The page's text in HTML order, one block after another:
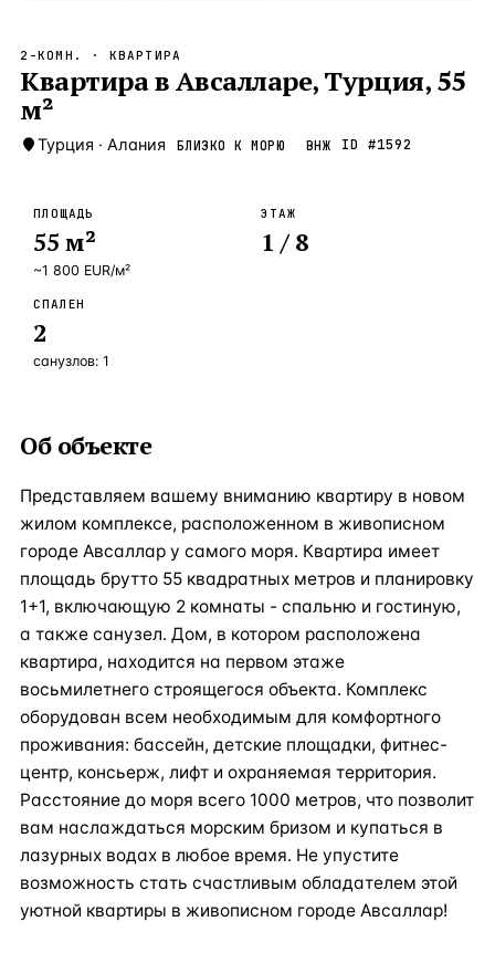
Новороссийск — Локация Россия · 2
Стамбул
Анталия
ЧАСТО ИЩУТ
Турция Кипр
2-КОМН. · КВАРТИРА
Квартира в Авсалларе, Турция, 55
м²
Турция · Алания БЛИЗКО К МОРЮ ВНЖ ID #1592
ПЛОЩАДЬ
55 м²
~1 800 EUR/м²
ЭТАЖ
1 / 8
СПАЛЕН
2
санузлов: 1
Об объекте
Представляем вашему вниманию квартиру в новом
жилом комплексе, расположенном в живописном
городе Авсаллар у самого моря. Квартира имеет
площадь брутто 55 квадратных метров и планировку
1+1, включающую 2 комнаты - спальню и гостиную,
а также санузел. Дом, в котором расположена
квартира, находится на первом этаже
восьмилетнего строящегося объекта. Комплекс
оборудован всем необходимым для комфортного
проживания: бассейн, детские площадки, фитнес-
центр, консьерж, лифт и охраняемая территория.
Расстояние до моря всего 1000 метров, что позволит
вам наслаждаться морским бризом и купаться в
лазурных водах в любое время. Не упустите
возможность стать счастливым обладателем этой
уютной квартиры в живописном городе Авсаллар!